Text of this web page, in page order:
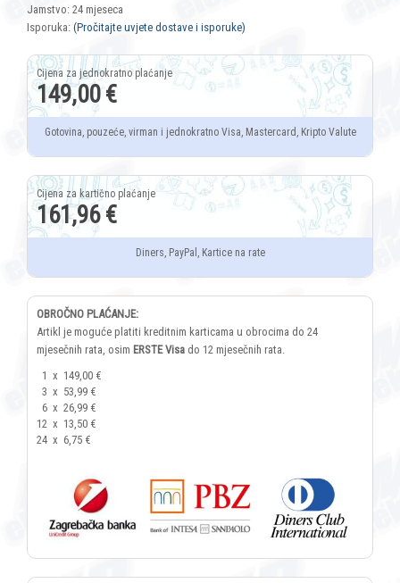
Jamstvo: 24 mjeseca
Isporuka: (Pročitajte uvjete dostave i isporuke)
149,00 €
Gotovina, pouzeće, virman i jednokratno Visa, Mastercard, Kripto Valute
161,96 €
Diners, PayPal, Kartice na rate
OBROČNO PLAĆANJE:
Artikl je moguće platiti kreditnim karticama u obrocima do 24
mjesečnih rata, osim ERSTE Visa do 12 mjesečnih rata.
1 x 149,00 €
3 x 53,99 €
6 x 26,99 €
12 x 13,50 €
24 x 6,75 €